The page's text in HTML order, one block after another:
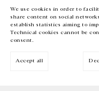
We use cookies in order to
share content on social
establish statistics aiming to
Technical cookies cannot be
consent.
Accept all
EN FR 中文 Facebook
Inscrivez-vous à notre newsletter